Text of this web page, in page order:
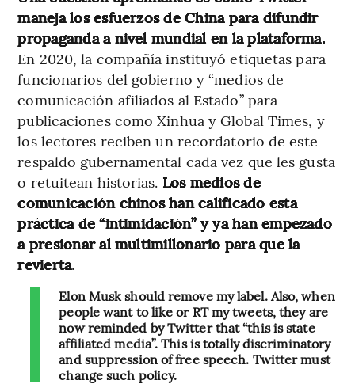
maneja los esfuerzos de China para difundir
propaganda a nivel mundial en la plataforma.
En 2020, la compañía instituyó etiquetas para
funcionarios del gobierno y “medios de
comunicación afiliados al Estado” para
publicaciones como Xinhua y Global Times, y
los lectores reciben un recordatorio de este
respaldo gubernamental cada vez que les gusta
o retuitean historias. Los medios de
comunicación chinos han calificado esta
práctica de “intimidación” y ya han empezado
a presionar al multimillonario para que la
revierta.
Elon Musk should remove my label. Also, when
people want to like or RT my tweets, they are
now reminded by Twitter that “this is state
affiliated media”. This is totally discriminatory
and suppression of free speech. Twitter must
change such policy.